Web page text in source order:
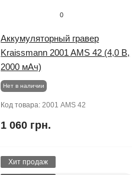
0
Аккумуляторный гравер
Kraissmann 2001 AMS 42 (4,0 В,
2000 мАч)
Нет в наличии
Код товара:2001 AMS 42
1 060 грн.
Хит продаж